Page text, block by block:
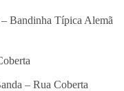
Bandinha Típica Alemã
– Rua Coberta